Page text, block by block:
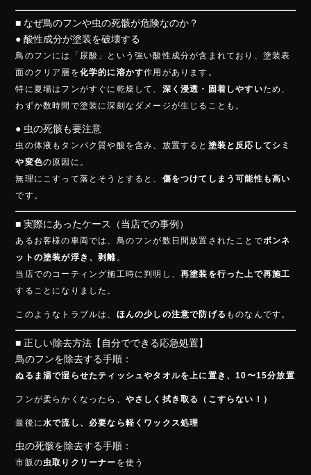
■ なぜ鳥のフンや虫の死骸が危険なのか？
● 酸性成分が塗装を破壊する
鳥のフンには「尿酸」という強い酸性成分が含まれており、塗装表
面のクリア層を化学的に溶かす作用があります。
特に夏場はフンがすぐに乾燥して、 深く浸透・固着しやすいため、
わずか数時間で塗装に深刻なダメージが生じることも。
● 虫の死骸も要注意
虫の体液もタンパク質や酸を含み、放置すると 塗装と反応してシミ
や変色の原因に。
無理にこすって落とそうとすると、 傷をつけてしまう可能性も高い
です。
■ 実際にあったケース（当店での事例）
あるお客様の車両では、鳥のフンが数日間放置されたことでボンネ
ットの塗装が浮き、剥離 。
当店でのコーティング施工時に判明し、 再塗装を行った上で再施工
することになりました。
このようなトラブルは、 ほんの少しの注意で防げる ものなんです。
■ 正しい除去方法【自分でできる応急処置】
鳥のフンを除去する手順：
ぬるま湯で湿らせたティッシュやタオルを上に置き、10〜15分放置
フンが柔らかくなったら、 やさしく拭き取る（こすらない！）
最後に水で流し、必要なら軽くワックス処理
虫の死骸を除去する手順：
市販の虫取りクリーナー を使う